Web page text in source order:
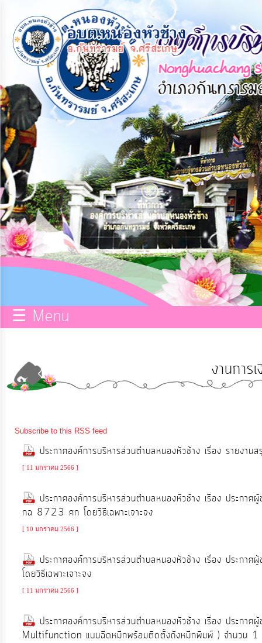
หน้า
หลัก
ข้อมูล
พื้น
ฐาน
บุคลากร
แผน
ยุทธศาสตร์
ข่าวสาร
ITA
e-
Service
การ
จัดการ
รู้
ดำเนิน
งาน
☰ Menu
งานการ
Subscribe to this RSS feed
ประกาศองค์การบริหารส่วนตำบลหนองหัวช้าง เรื่อง รายงา
[ 11 มกราคม 2566 ]
ประกาศองค์การบริหารส่วนตำบลหนองหัวช้าง เรื่อง ประกาศ
กฉ 8723 ศก โดยวิธีเฉพาะเจาะจง
[ 10 มกราคม 2566 ]
ประกาศองค์การบริหารส่วนตำบลหนองหัวช้าง เรื่อง ประกา
โดยวิธีเฉพาะเจาะจง
[ 11 มกราคม 2566 ]
ประกาศองค์การบริหารส่วนตำบลหนองหัวช้าง เรื่อง ประกา
Multifunction แบบฉีดหมึกพร้อมติดตั้งถังหมึกพิมพ์ ) จำนวน 1 เ